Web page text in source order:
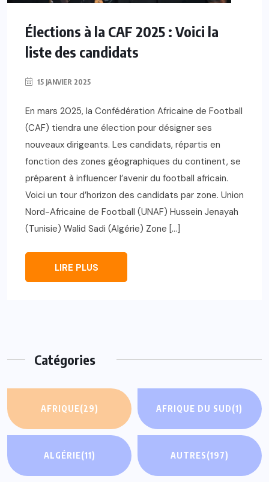
Élections à la CAF 2025 : Voici la
liste des candidats
15 JANVIER 2025
En mars 2025, la Confédération Africaine de Football
(CAF) tiendra une élection pour désigner ses
nouveaux dirigeants. Les candidats, répartis en
fonction des zones géographiques du continent, se
préparent à influencer l’avenir du football africain.
Voici un tour d’horizon des candidats par zone. Union
Nord-Africaine de Football (UNAF) Hussein Jenayah
(Tunisie) Walid Sadi (Algérie) Zone […]
LIRE PLUS
Catégories
AFRIQUE(29) AFRIQUE DU SUD(1)
ALGÉRIE(11) AUTRES(197)